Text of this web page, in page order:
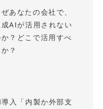
あなたの会社で、
AIが活用されない
？どこで活用すべ
？
入「内製か外部支